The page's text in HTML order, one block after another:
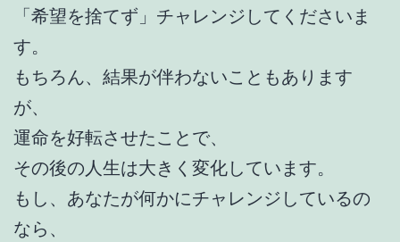
「希望を捨てず」チャレンジしてくださいま
す。
もちろん、結果が伴わないこともあります
が、
運命を好転させたことで、
その後の人生は大きく変化しています。
もし、あなたが何かにチャレンジしているの
なら、